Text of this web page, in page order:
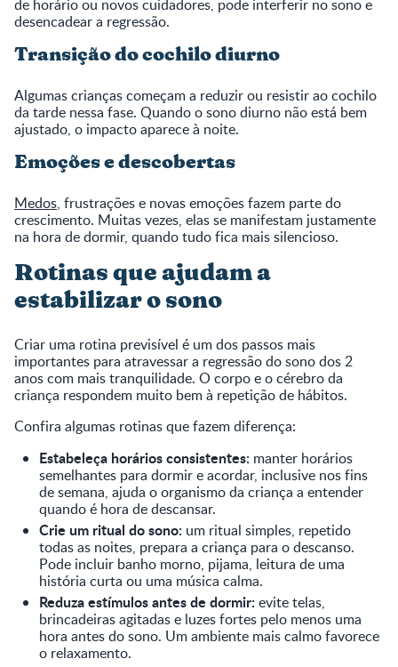
de horário ou novos cuidadores, pode interferir no sono e
desencadear a regressão.
Transição do cochilo diurno
Algumas crianças começam a reduzir ou resistir ao cochilo
da tarde nessa fase. Quando o sono diurno não está bem
ajustado, o impacto aparece à noite.
Emoções e descobertas
Medos, frustrações e novas emoções fazem parte do
crescimento. Muitas vezes, elas se manifestam justamente
na hora de dormir, quando tudo fica mais silencioso.
Rotinas que ajudam a
estabilizar o sono
Criar uma rotina previsível é um dos passos mais
importantes para atravessar a regressão do sono dos 2
anos com mais tranquilidade. O corpo e o cérebro da
criança respondem muito bem à repetição de hábitos.
Confira algumas rotinas que fazem diferença:
Estabeleça horários consistentes: manter horários
semelhantes para dormir e acordar, inclusive nos fins
de semana, ajuda o organismo da criança a entender
quando é hora de descansar.
Crie um ritual do sono: um ritual simples, repetido
todas as noites, prepara a criança para o descanso.
Pode incluir banho morno, pijama, leitura de uma
história curta ou uma música calma.
Reduza estímulos antes de dormir:evite telas,
brincadeiras agitadas e luzes fortes pelo menos uma
hora antes do sono. Um ambiente mais calmo favorece
o relaxamento.